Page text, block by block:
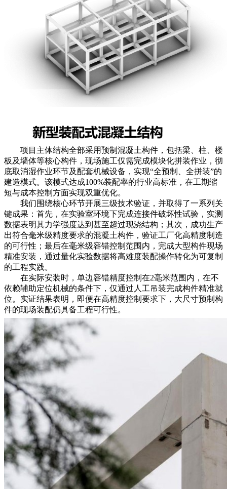
项目主体结构全部采用预制混凝土构件，包括梁、柱、楼
板及墙体等核心构件，现场施工仅需完成模块化拼装作业，彻
底取消湿作业环节及配套机械设备，实现“全预制、全拼装”的
建造模式。该模式达成100%装配率的行业高标准，在工期缩
短与成本控制方面实现双重优化。
我们围绕核心环节开展三级技术验证，并取得了一系列关
键成果：首先，在实验室环境下完成连接件破坏性试验，实测
数据表明其力学强度达到甚至超过现浇结构；其次，成功生产
出符合毫米级精度要求的混凝土构件，验证工厂化高精度制造
的可行性；最后在毫米级容错控制范围内，完成大型构件现场
精准安装，通过量化实验数据将高难度装配操作转化为可复制
的工程实践。
在实际安装时，单边容错精度控制在2毫米范围内，在不
依赖辅助定位机械的条件下，仅通过人工吊装完成构件精准就
位。实证结果表明，即便在高精度控制要求下，大尺寸预制构
件的现场装配仍具备工程可行性。